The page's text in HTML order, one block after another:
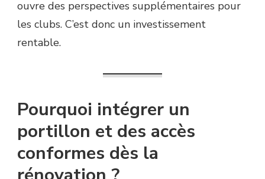
ouvre des perspectives supplémentaires pour
les clubs. C’est donc un investissement
rentable.
Pourquoi intégrer un
portillon et des accès
conformes dès la